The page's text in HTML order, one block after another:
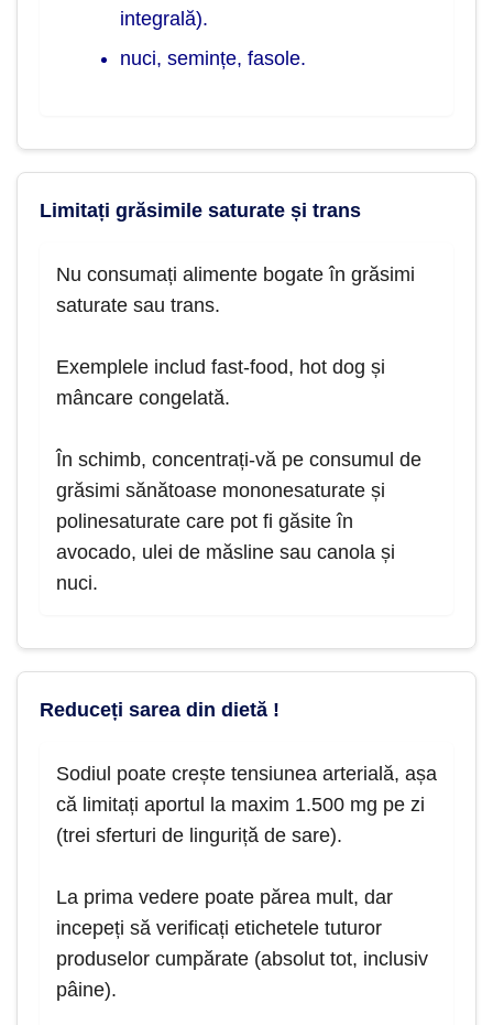
integrală).
nuci, semințe, fasole.
Limitați grăsimile saturate și trans
Nu consumați alimente bogate în grăsimi
saturate sau trans.
Exemplele includ fast-food, hot dog și
mâncare congelată.
În schimb, concentrați-vă pe consumul de
grăsimi sănătoase mononesaturate și
polinesaturate care pot fi găsite în
avocado, ulei de măsline sau canola și
nuci.
Reduceți sarea din dietă !
Sodiul poate crește tensiunea arterială, așa
că limitați aportul la maxim 1.500 mg pe zi
(trei sferturi de linguriță de sare).
La prima vedere poate părea mult, dar
incepeți să verificați etichetele tuturor
produselor cumpărate (absolut tot, inclusiv
pâine).